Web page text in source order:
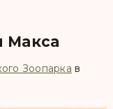
Макса
Зоопарка в